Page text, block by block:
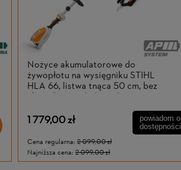
Nożyce akumulatorowe do
żywopłotu na wysięgniku STIHL
HLA 66, listwa tnąca 50 cm, bez
akumulatora i ładowarki
1 779,00 zł
Cena regularna: 2 099,00 zł
Najniższa cena: 2 099,00 zł
powiadom o
dostępności